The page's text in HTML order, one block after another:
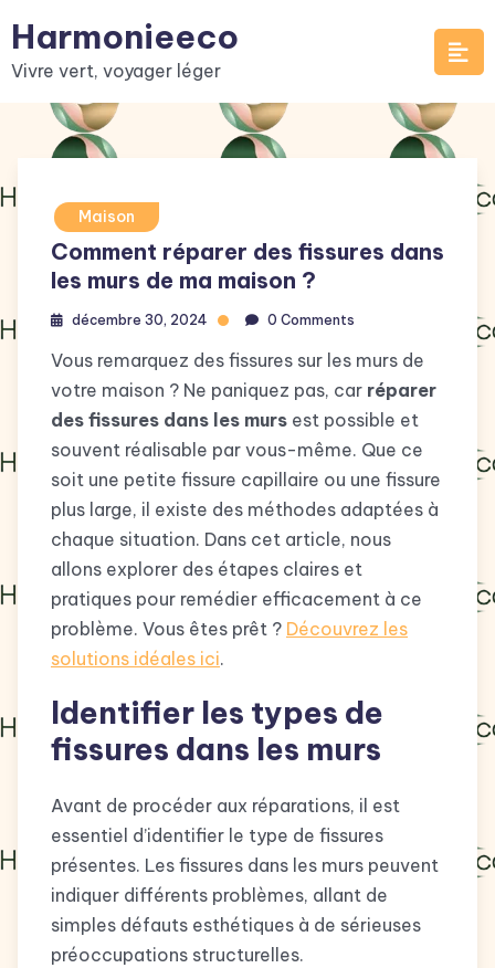
to
content
Harmonieeco
Vivre vert, voyager léger
Maison
Comment réparer des fissures dans
les murs de ma maison ?
décembre 30, 2024 0 Comments
Vous remarquez des fissures sur les murs de
votre maison ? Ne paniquez pas, car réparer
des fissures dans les murs est possible et
souvent réalisable par vous-même. Que ce
soit une petite fissure capillaire ou une fissure
plus large, il existe des méthodes adaptées à
chaque situation. Dans cet article, nous
allons explorer des étapes claires et
pratiques pour remédier efficacement à ce
problème. Vous êtes prêt ? Découvrez les
solutions idéales ici.
Identifier les types de
fissures dans les murs
Avant de procéder aux réparations, il est
essentiel d’identifier le type de fissures
présentes. Les fissures dans les murs peuvent
indiquer différents problèmes, allant de
simples défauts esthétiques à de sérieuses
préoccupations structurelles.